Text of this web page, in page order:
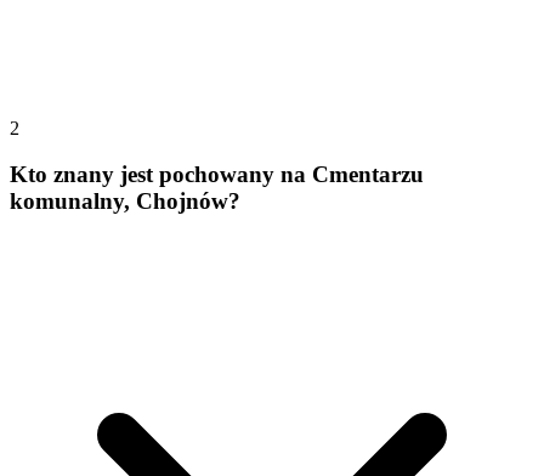
2
Kto znany jest pochowany na Cmentarzu
komunalny, Chojnów?